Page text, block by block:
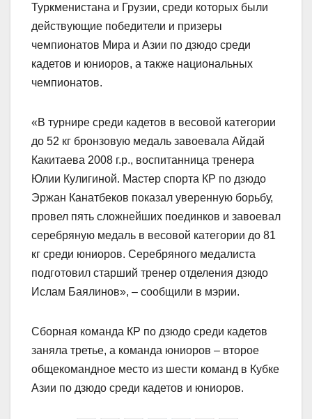
Туркменистана и Грузии, среди которых были
действующие победители и призеры
чемпионатов Мира и Азии по дзюдо среди
кадетов и юниоров, а также национальных
чемпионатов.
«В турнире среди кадетов в весовой категории
до 52 кг бронзовую медаль завоевала Айдай
Какитаева 2008 г.р., воспитанница тренера
Юлии Кулигиной. Мастер спорта КР по дзюдо
Эржан Канатбеков показал уверенную борьбу,
провел пять сложнейших поединков и завоевал
серебряную медаль в весовой категории до 81
кг среди юниоров. Серебряного медалиста
подготовил старший тренер отделения дзюдо
Ислам Баялинов», – сообщили в мэрии.
Сборная команда КР по дзюдо среди кадетов
заняла третье, а команда юниоров – второе
общекомандное место из шести команд в Кубке
Азии по дзюдо среди кадетов и юниоров.